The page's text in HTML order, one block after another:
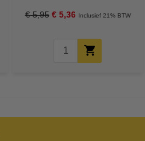
€ 5,95 € 5,36 Inclusief 21% BTW